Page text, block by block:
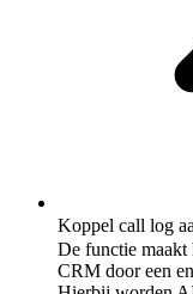
Koppel call log
De functie maakt
CRM door een